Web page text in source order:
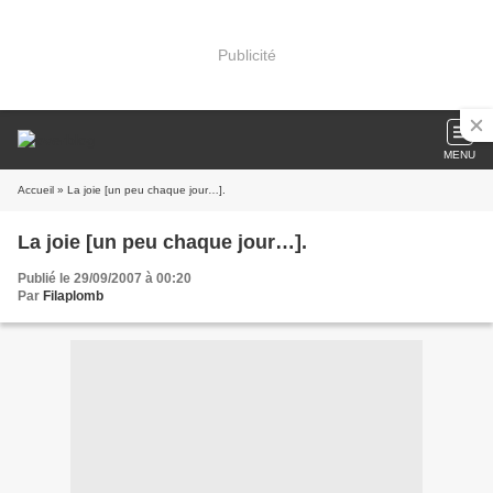
Publicité
MENU
Accueil » La joie [un peu chaque jour…].
La joie [un peu chaque jour…].
Publié le 29/09/2007 à 00:20
Par Filaplomb